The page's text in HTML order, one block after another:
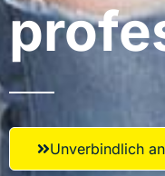
Unverbindlich